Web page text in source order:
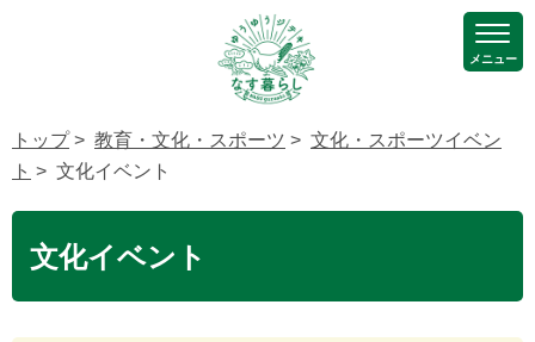
メニュー
トップ> 教育・文化・スポーツ > 文化・スポーツイベン
ト > 文化イベント
文化イベント